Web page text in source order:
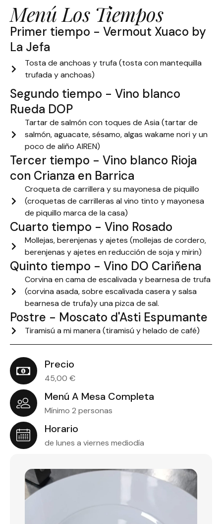
Menú Los Tiempos
Primer tiempo - Vermout Xuaco by
La Jefa
Tosta de anchoas y trufa (tosta con mantequilla
trufada y anchoas)
Segundo tiempo - Vino blanco
Rueda DOP
Tartar de salmón con toques de Asia (tartar de
salmón, aguacate, sésamo, algas wakame nori y un
poco de aliño AIREN)
Tercer tiempo - Vino blanco Rioja
con Crianza en Barrica
Croqueta de carrillera y su mayonesa de piquillo
(croquetas de carrilleras al vino tinto y mayonesa
de piquillo marca de la casa)
Cuarto tiempo - Vino Rosado
Mollejas, berenjenas y ajetes (mollejas de cordero,
berenjenas y ajetes en reducción de soja y mirin)
Quinto tiempo - Vino DO Cariñena
Corvina en cama de escalivada y bearnesa de trufa
(corvina asada, sobre escalivada casera y salsa
bearnesa de trufa)y una pizca de sal.
Postre - Moscato d'Asti Espumante
Tiramisú a mi manera (tiramisú y helado de café)
Precio
45,00 €
Menú A Mesa Completa
Mínimo 2 personas
Horario
de lunes a viernes mediodía